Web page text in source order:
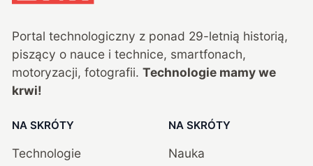
Portal technologiczny z ponad 29-letnią historią,
piszący o nauce i technice, smartfonach,
motoryzacji, fotografii. Technologie mamy we
krwi!
NA SKRÓTY
Technologie
NA SKRÓTY
Nauka